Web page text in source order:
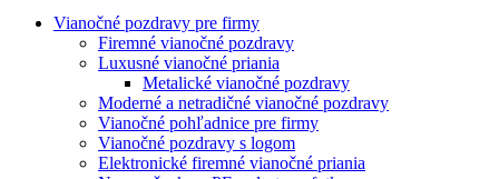
Vianočné pozdravy pre firmy
Firemné vianočné pozdravy
Luxusné vianočné priania
Metalické vianočné pozdravy
Moderné a netradičné vianočné pozdravy
Vianočné pohľadnice pre firmy
Vianočné pozdravy s logom
Elektronické firemné vianočné priania